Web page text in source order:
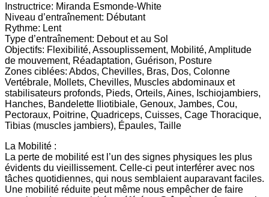
Instructrice: Miranda Esmonde-White
Niveau d’entraînement: Débutant
Rythme: Lent
Type d’entraînement: Debout et au Sol
Objectifs: Flexibilité, Assouplissement, Mobilité, Amplitude
de mouvement, Réadaptation, Guérison, Posture
Zones ciblées: Abdos, Chevilles, Bras, Dos, Colonne
Vertébrale, Mollets, Chevilles, Muscles abdominaux et
stabilisateurs profonds, Pieds, Orteils, Aines, Ischiojambiers,
Hanches, Bandelette Iliotibiale, Genoux, Jambes, Cou,
Pectoraux, Poitrine, Quadriceps, Cuisses, Cage Thoracique,
Tibias (muscles jambiers), Épaules, Taille
La Mobilité :
La perte de mobilité est l’un des signes physiques les plus
évidents du vieillissement. Celle-ci peut interférer avec nos
tâches quotidiennes, qui nous semblaient auparavant faciles.
Une mobilité réduite peut même nous empêcher de faire